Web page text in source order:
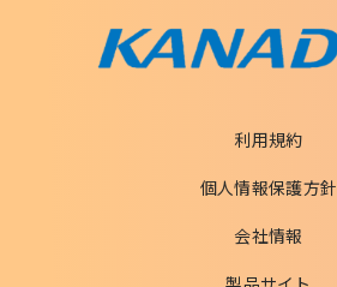
利用規約
個人情報保護方針
会社情報